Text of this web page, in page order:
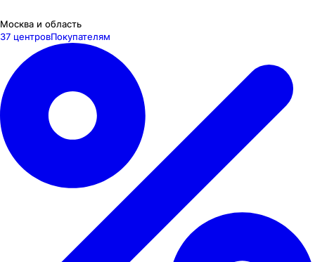
Москва и область
37 центровПокупателям